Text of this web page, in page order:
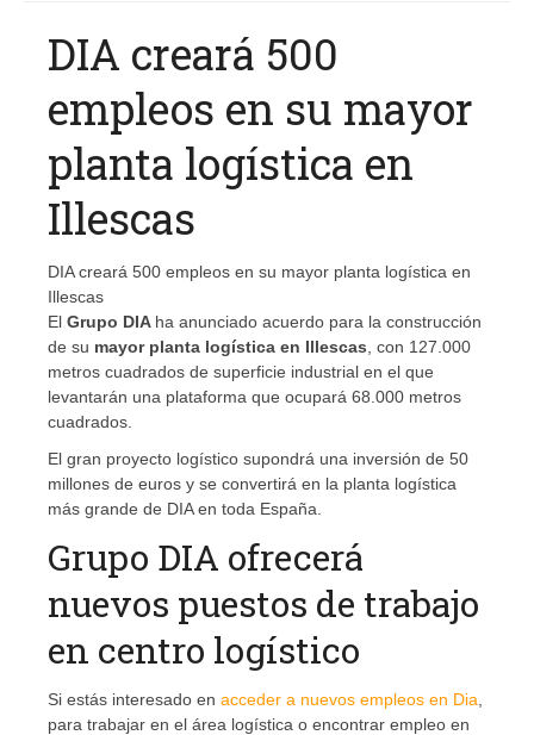
DIA creará 500
empleos en su mayor
planta logística en
Illescas
DIA creará 500 empleos en su mayor planta logística en
Illescas
El Grupo DIA ha anunciado acuerdo para la construcción
de su mayor planta logística en Illescas , con 127.000
metros cuadrados de superficie industrial en el que
levantarán una plataforma que ocupará 68.000 metros
cuadrados.
El gran proyecto logístico supondrá una inversión de 50
millones de euros y se convertirá en la planta logística
más grande de DIA en toda España.
Grupo DIA ofrecerá
nuevos puestos de trabajo
en centro logístico
Si estás interesado en acceder a nuevos empleos en Dia
para trabajar en el área logística o encontrar empleo en